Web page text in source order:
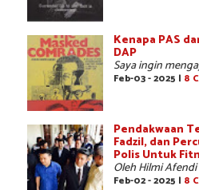
Kenapa PAS
DAP
Saya ingin
Feb-03 - 2025 | 8
Pendakwaan
Fadzil, dan
Polis Untuk
Oleh Hilmi Afendi
Feb-02 - 2025 | 8